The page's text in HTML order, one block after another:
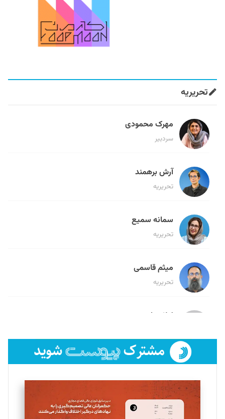
تحریریه
مهرک محمودی
سردبیر
آرش برهمند
تحریریه
سمانه سمیع
تحریریه
میثم قاسمی
تحریریه
لیلا حنارود
فائزه فتحی رستمی
تحریریه
سروش کرمیان